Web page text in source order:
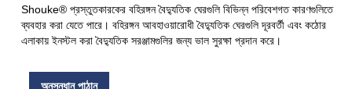
Shouke® প্রস্তুতকারকের বহিরঙ্গন বৈদ্যুতিক ঘেরগুলি বিভিন্ন পরিবেশগত কারণগুলিতে
ব্যবহার করা যেতে পারে। বহিরঙ্গন আবহাওয়ারোধী বৈদ্যুতিক ঘেরগুলি দূরবর্তী এবং কঠোর
এলাকায় ইনস্টল করা বৈদ্যুতিক সরঞ্জামগুলির জন্য ভাল সুরক্ষা প্রদান করে।
অনুসন্ধান পাঠান